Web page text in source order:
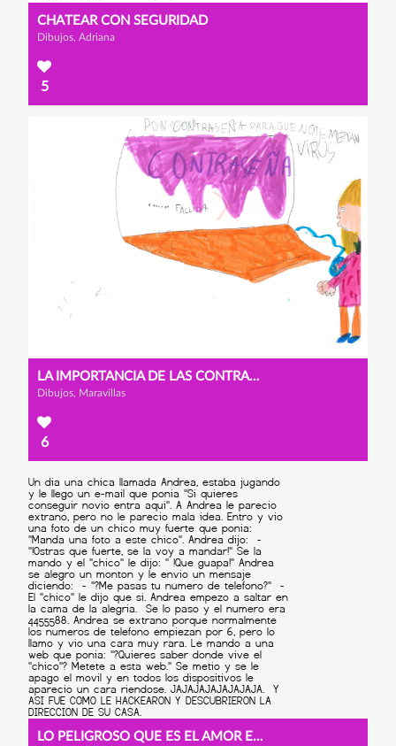
CHATEAR CON SEGURIDAD
Dibujos, Adriana
5
LA IMPORTANCIA DE LAS CONTRASEÑAS
Dibujos, Maravillas
6
LO PELIGROSO QUE ES EL AMOR EN INTERNET